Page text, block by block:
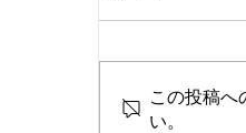
この投稿へ
い。